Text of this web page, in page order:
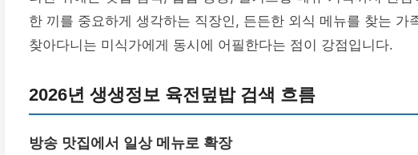
한 끼를 중요하게 생각하는 직장인, 든든한 외식 메뉴를 찾는 가
찾아다니는 미식가에게 동시에 어필한다는 점이 강점입니다.
2026년 생생정보 육전덮밥 검색 흐름
방송 맛집에서 일상 메뉴로 확장